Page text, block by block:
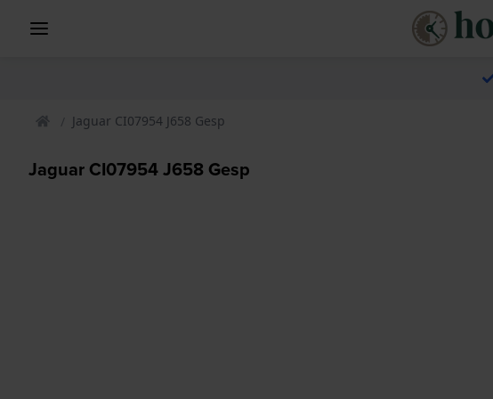
Jaguar CI07954 J658 Gesp
Jaguar CI07954 J658 Gesp